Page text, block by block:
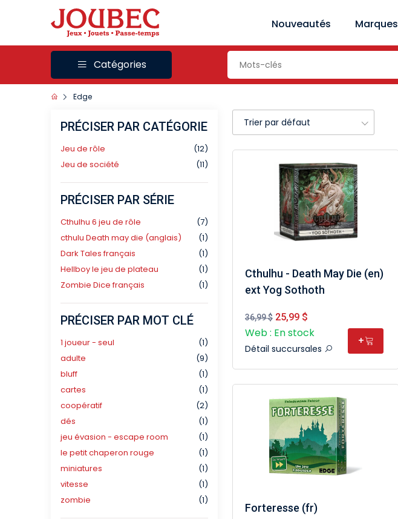
Nouveautés Marques
Catégories
Edge
PRÉCISER PAR CATÉGORIE
Jeu de rôle
(12)
Jeu de société
(11)
PRÉCISER PAR SÉRIE
Cthulhu 6 jeu de rôle
(7)
cthulu Death may die (anglais)
(1)
Dark Tales français
(1)
Hellboy le jeu de plateau
(1)
Zombie Dice français
(1)
PRÉCISER PAR MOT CLÉ
1 joueur - seul
(1)
adulte
(9)
bluff
(1)
cartes
(1)
coopératif
(2)
dés
(1)
jeu évasion - escape room
(1)
le petit chaperon rouge
(1)
miniatures
(1)
vitesse
(1)
zombie
(1)
Trier par défaut
Cthulhu - Death May Die (en)
ext Yog Sothoth
36,99 $ 25,99 $
Web : En stock
Détail succursales
+
Forteresse (fr)